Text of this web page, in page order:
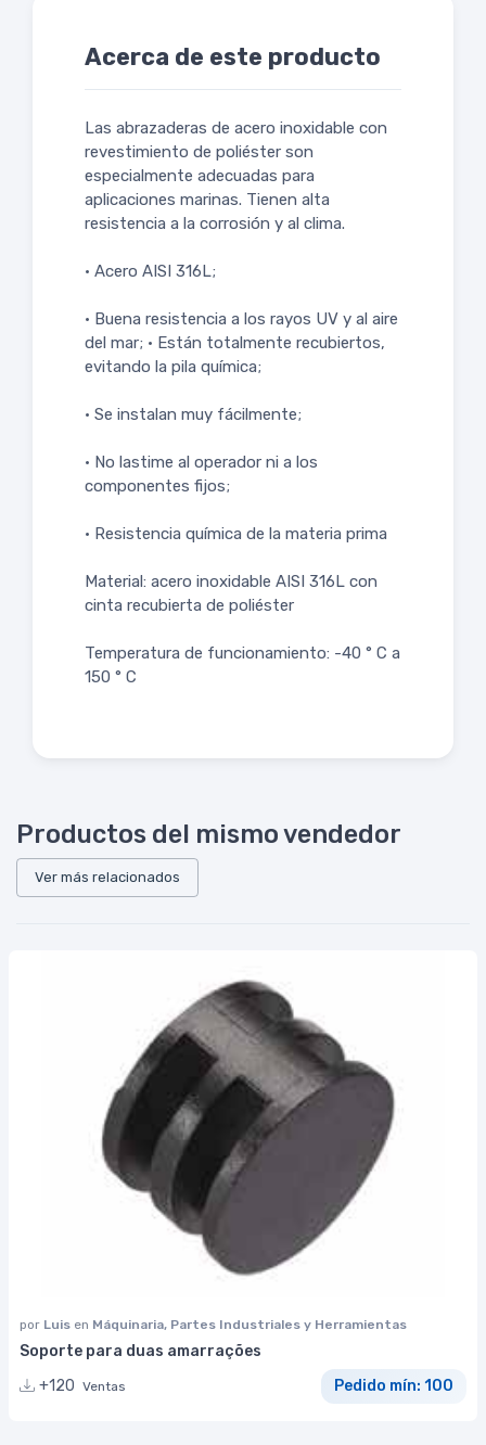
Acerca de este producto
Las abrazaderas de acero inoxidable con
revestimiento de poliéster son
especialmente adecuadas para
aplicaciones marinas. Tienen alta
resistencia a la corrosión y al clima.
• Acero AISI 316L;
• Buena resistencia a los rayos UV y al aire
del mar; • Están totalmente recubiertos,
evitando la pila química;
• Se instalan muy fácilmente;
• No lastime al operador ni a los
componentes fijos;
• Resistencia química de la materia prima
Material: acero inoxidable AISI 316L con
cinta recubierta de poliéster
Temperatura de funcionamiento: -40 ° C a
150 ° C
Productos del mismo vendedor
Ver más relacionados
por Luis en Máquinaria, Partes Industriales y Herramientas
Soporte para duas amarrações
+120 Ventas Pedido mín: 100